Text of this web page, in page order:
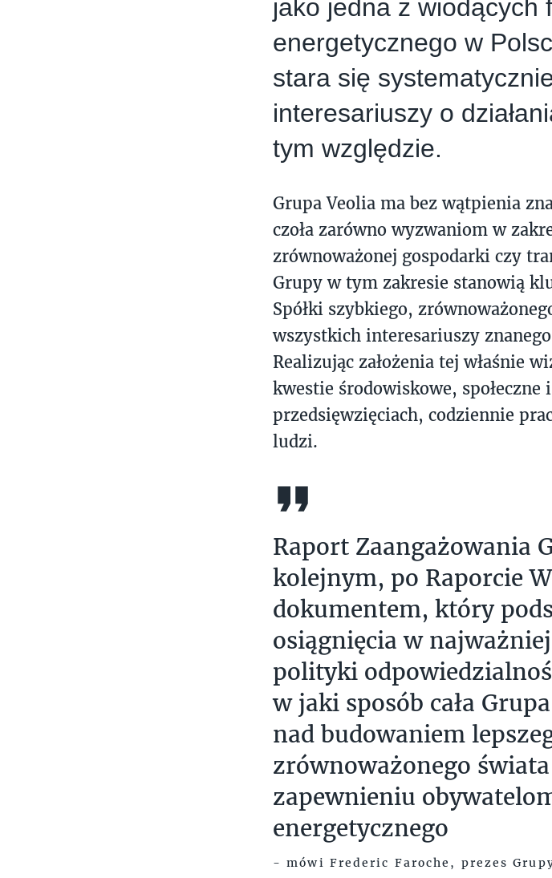
jako jedna z wiodących
energetycznego w
stara się
interesariuszy o
tym względzie.
Grupa Veolia ma bez wątpienia
czoła zarówno wyzwaniom w
zrównoważonej gospodarki czy
Grupy w tym zakresie stanowią
Spółki szybkiego,
wszystkich interesariuszy
Realizując założenia tej właśnie
kwestie środowiskowe,
przedsięwzięciach, codziennie
ludzi.
Raport Zaangażowania
kolejnym, po Raporcie
dokumentem, który
osiągnięcia w
polityki
w jaki sposób cała
nad budowaniem
zrównoważonego
zapewnieniu
energetycznego
- mówi Frederic Faroche, prezes